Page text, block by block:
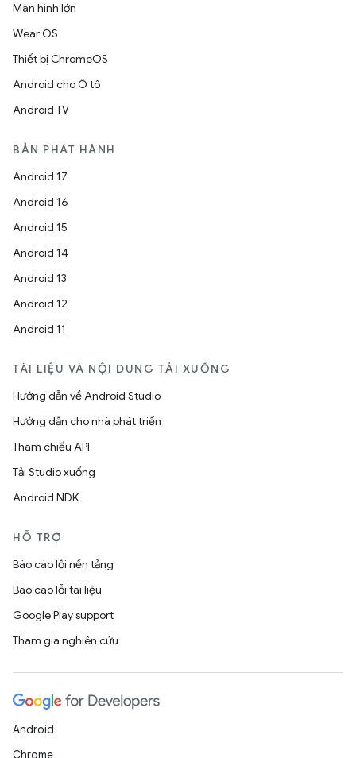
Màn hình lớn
Wear OS
Thiết bị ChromeOS
Android cho Ô tô
Android TV
BẢN PHÁT HÀNH
Android 17
Android 16
Android 15
Android 14
Android 13
Android 12
Android 11
TÀI LIỆU VÀ NỘI DUNG TẢI XUỐNG
Hướng dẫn về Android Studio
Hướng dẫn cho nhà phát triển
Tham chiếu API
Tải Studio xuống
Android NDK
HỖ TRỢ
Báo cáo lỗi nền tảng
Báo cáo lỗi tài liệu
Google Play support
Tham gia nghiên cứu
Android
Chrome